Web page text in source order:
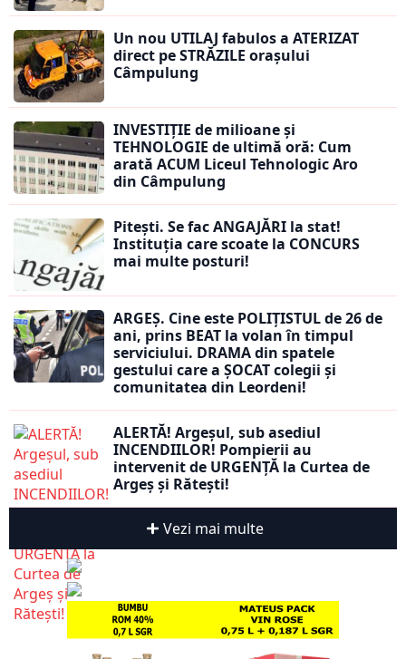
Un nou UTILAJ fabulos a ATERIZAT
direct pe STRĂZILE orașului
Câmpulung
INVESTIȚIE de milioane și
TEHNOLOGIE de ultimă oră: Cum
arată ACUM Liceul Tehnologic Aro
din Câmpulung
Pitești. Se fac ANGAJĂRI la stat!
Instituția care scoate la CONCURS
mai multe posturi!
ARGEȘ. Cine este POLIȚISTUL de 26 de
ani, prins BEAT la volan în timpul
serviciului. DRAMA din spatele
gestului care a ȘOCAT colegii și
comunitatea din Leordeni!
ALERTĂ! Argeșul, sub asediul
INCENDIILOR! Pompierii au
intervenit de URGENȚĂ la Curtea de
Argeș și Rătești!
Vezi mai multe